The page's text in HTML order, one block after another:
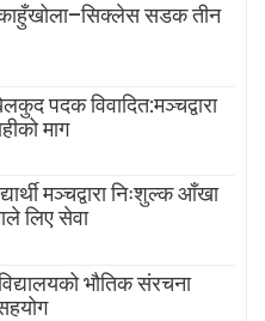
काहुँखोला–सिक्लेस सडक तीन
पदक विवादित:मञ्चद्वारा
माग
मञ्चद्वारा निःशुल्क आँखा
लिए सेवा
भौतिक संरचना